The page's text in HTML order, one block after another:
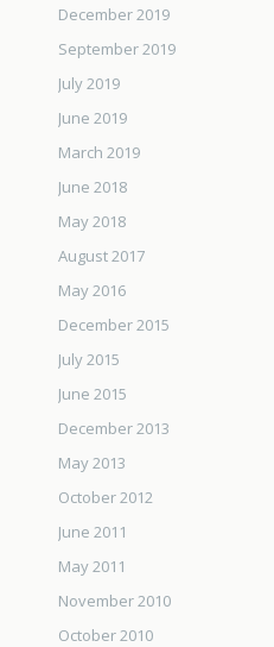
December 2019
September 2019
July 2019
June 2019
March 2019
June 2018
May 2018
August 2017
May 2016
December 2015
July 2015
June 2015
December 2013
May 2013
October 2012
June 2011
May 2011
November 2010
October 2010